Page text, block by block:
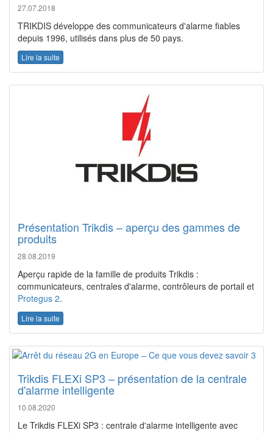
27.07.2018
TRIKDIS développe des communicateurs d'alarme fiables
depuis 1996, utilisés dans plus de 50 pays.
Lire la suite
Présentation Trikdis – aperçu des gammes de
produits
28.08.2019
Aperçu rapide de la famille de produits Trikdis :
communicateurs, centrales d'alarme, contrôleurs de portail et
Protegus 2.
Lire la suite
Trikdis FLEXi SP3 – présentation de la centrale
d'alarme intelligente
10.08.2020
Le Trikdis FLEXi SP3 : centrale d'alarme intelligente avec